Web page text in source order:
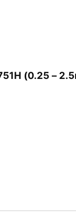
(0.25 –